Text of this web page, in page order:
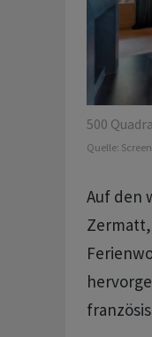
500
Quelle:
Auf den